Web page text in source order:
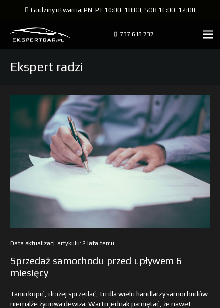
Godziny otwarcia: PN-PT 10:00-18:00, SOB 10:00-12:00
737 618 737
Ekspert radzi
Data aktualizacji artykułu: 2 lata temu
Sprzedaż samochodu przed upływem 6
miesięcy
Tanio kupić, drożej sprzedać, to dla wielu handlarzy samochodów
niemalże życiowa dewiza. Warto jednak pamiętać, że nawet